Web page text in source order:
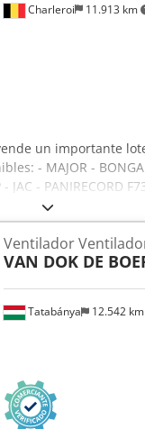
Charleroi 11.913 km
un importante
- MAJOR -
JAC - PANIRECORD
Se venden en
- Banda inferior de
Tatabánya 12.542 km
Ventilador
VAN DOK DE